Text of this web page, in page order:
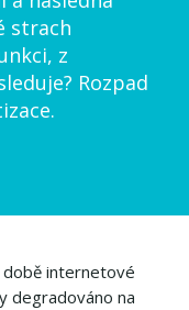
strach
z
Rozpad
době internetové
degradováno na